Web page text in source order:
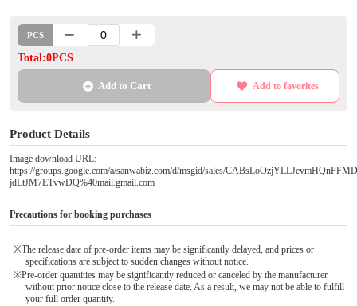
PCS
Total:0PCS
Add to Cart Add to favorites
Product Details
Image download URL:
https://groups.google.com/a/sanwabiz.com/d/msgid/sales/
jdLtJM7ETvwDQ%40mail.gmail.com
Precautions for booking purchases
※The release date of pre-order items may be significantly delayed, and prices or
specifications are subject to sudden changes without notice.
※Pre-order quantities may be significantly reduced or canceled by the manufacturer
without prior notice close to the release date. As a result, we may not be able to fulfill
your full order quantity.